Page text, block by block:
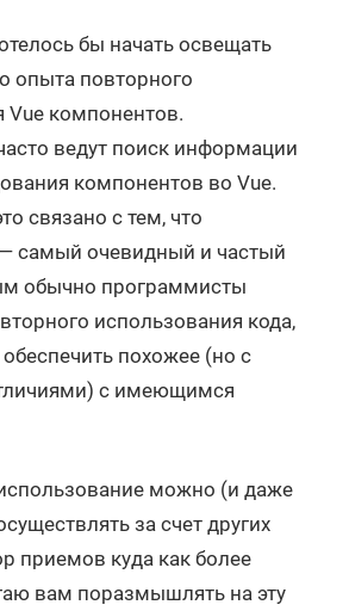
бы начать освещать
опыта повторного
Vue компонентов.
ведут поиск информации
компонентов во Vue.
связано с тем, что
самый очевидный и частый
обычно программисты
использования кода,
обеспечить похожее (но с
с имеющимся
можно (и даже
за счет других
приемов куда как более
вам поразмышлять на эту